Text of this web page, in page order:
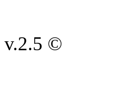
v.2.5 ©